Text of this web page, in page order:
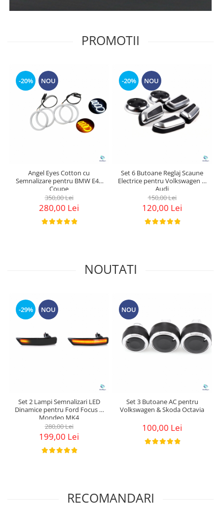
PROMOTII
-20% NOU
Angel Eyes Cotton cu
Semnalizare pentru BMW E46
Coupe
350,00 Lei
280,00 Lei
-20% NOU
Set 6 Butoane Reglaj Scaune
Electrice pentru Volkswagen &
Audi
150,00 Lei
120,00 Lei
NOUTATI
-29% NOU
Set 2 Lampi Semnalizari LED
Dinamice pentru Ford Focus &
Mondeo MK4
280,00 Lei
199,00 Lei
NOU
Set 3 Butoane AC pentru
Volkswagen & Skoda Octavia
100,00 Lei
RECOMANDARI